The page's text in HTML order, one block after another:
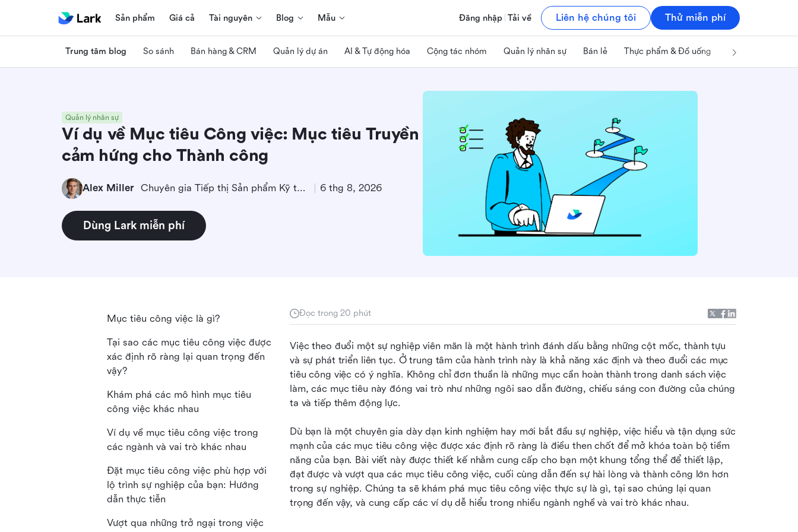
Sản phẩm Giá cả Tài nguyên Blog Mẫu Đăng nhập Tải về Liên hệ chúng tôi Thử miễn phí
Trung tâm blog So sánh Bán hàng & CRM Quản lý dự án AI & Tự động hóa Cộng tác nhóm Quản lý nhân sự Bán lẻ Thực phẩm & Đồ uống Công nghệ & IT
Quản lý nhân sự
Ví dụ về Mục tiêu Công việc: Mục tiêu Truyền
cảm hứng cho Thành công
Alex Miller Chuyên gia Tiếp thị Sản phẩm Kỹ thuật 6 thg 8, 2026
Dùng Lark miễn phí
Đọc trong 20 phút
Việc theo đuổi một sự nghiệp viên mãn là một hành trình đánh dấu bằng những cột mốc, thành tựu
và sự phát triển liên tục. Ở trung tâm của hành trình này là khả năng xác định và theo đuổi các mục
tiêu công việc có ý nghĩa. Không chỉ đơn thuần là những mục cần hoàn thành trong danh sách việc
làm, các mục tiêu này đóng vai trò như những ngôi sao dẫn đường, chiếu sáng con đường của chúng
ta và tiếp thêm động lực.
Dù bạn là một chuyên gia dày dạn kinh nghiệm hay mới bắt đầu sự nghiệp, việc hiểu và tận dụng sức
mạnh của các mục tiêu công việc được xác định rõ ràng là điều then chốt để mở khóa toàn bộ tiềm
năng của bạn. Bài viết này được thiết kế nhằm cung cấp cho bạn một khung tổng thể để thiết lập,
đạt được và vượt qua các mục tiêu công việc, cuối cùng dẫn đến sự hài lòng và thành công lớn hơn
trong sự nghiệp. Chúng ta sẽ khám phá mục tiêu công việc thực sự là gì, tại sao chúng lại quan
trọng đến vậy, và cung cấp các ví dụ dễ hiểu trong nhiều ngành nghề và vai trò khác nhau.
Mục tiêu công việc là gì?
Tại sao các mục tiêu công việc được
xác định rõ ràng lại quan trọng đến
vậy?
Khám phá các mô hình mục tiêu
công việc khác nhau
Ví dụ về mục tiêu công việc trong
các ngành và vai trò khác nhau
Đặt mục tiêu công việc phù hợp với
lộ trình sự nghiệp của bạn: Hướng
dẫn thực tiễn
Vượt qua những trở ngại trong việc